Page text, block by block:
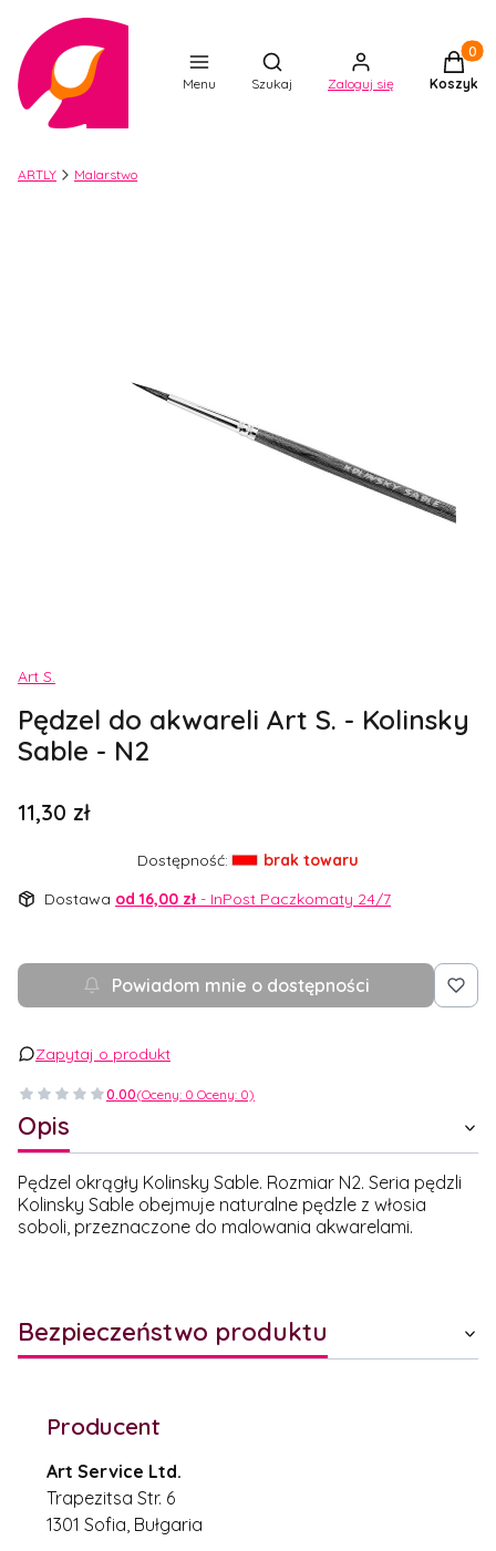
Menu
Otwórz wyszukiwarkę
Szukaj Zaloguj się Koszyk
ARTLY Malarstwo
Art S.
Pędzel do akwareli Art S. - Kolinsky
Sable - N2
Cena
11,30 zł
Dostępność:
brak towaru
Dostawa od 16,00 zł - InPost Paczkomaty 24/7
Powiadom mnie o dostępności
Zapytaj o produkt
0.00(Oceny: 0 Oceny: 0)
Opis
Pędzel okrągły Kolinsky Sable. Rozmiar N2. Seria pędzli
Kolinsky Sable obejmuje naturalne pędzle z włosia
soboli, przeznaczone do malowania akwarelami.
Bezpieczeństwo produktu
Producent
Art Service Ltd.
Trapezitsa Str. 6
1301 Sofia, Bułgaria